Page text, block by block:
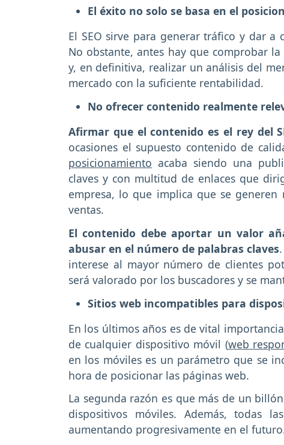
El éxito no solo se basa en el
El SEO sirve para generar tráfico y dar
No obstante, antes hay que comprobar
y, en definitiva, realizar un análisis del
mercado con la suficiente rentabilidad.
No ofrecer contenido realmente
Afirmar que el contenido es el rey del
ocasiones el supuesto contenido de
posicionamiento acaba siendo una
claves y con multitud de enlaces que
empresa, lo que implica que se generen
ventas.
El contenido debe aportar un valor
abusar en el número de palabras claves
interese al mayor número de clientes
será valorado por los buscadores y se
Sitios web incompatibles para
En los últimos años es de vital
de cualquier dispositivo móvil (web
en los móviles es un parámetro que se
hora de posicionar las páginas web.
La segunda razón es que más de un
dispositivos móviles. Además, todas
aumentando progresivamente en el